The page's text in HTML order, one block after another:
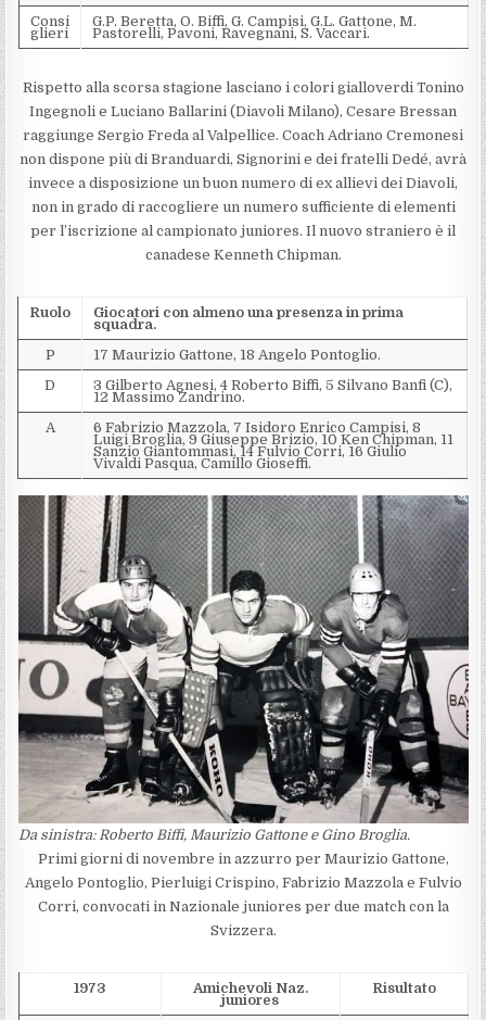
Consi
glieri
G.P. Beretta, O. Biffi, G. Campisi, G.L. Gattone, M.
Pastorelli, Pavoni, Ravegnani, S. Vaccari.
Rispetto alla scorsa stagione lasciano i colori gialloverdi Tonino
Ingegnoli e Luciano Ballarini (Diavoli Milano), Cesare Bressan
raggiunge Sergio Freda al Valpellice. Coach Adriano Cremonesi
non dispone più di Branduardi, Signorini e dei fratelli Dedé, avrà
invece a disposizione un buon numero di ex allievi dei Diavoli,
non in grado di raccogliere un numero sufficiente di elementi
per l’iscrizione al campionato juniores. Il nuovo straniero è il
canadese Kenneth Chipman.
Ruolo Giocatori con almeno una presenza in prima
squadra.
P
17 Maurizio Gattone, 18 Angelo Pontoglio.
D
3 Gilberto Agnesi, 4 Roberto Biffi, 5 Silvano Banfi (C),
12 Massimo Zandrino.
A
6 Fabrizio Mazzola, 7 Isidoro Enrico Campisi, 8
Luigi Broglia, 9 Giuseppe Brizio, 10 Ken Chipman, 11
Sanzio Giantommasi, 14 Fulvio Corri, 16 Giulio
Vivaldi Pasqua, Camillo Gioseffi.
Da sinistra: Roberto Biffi, Maurizio Gattone e Gino Broglia.
Primi giorni di novembre in azzurro per Maurizio Gattone,
Angelo Pontoglio, Pierluigi Crispino, Fabrizio Mazzola e Fulvio
Corri, convocati in Nazionale juniores per due match con la
Svizzera.
1973 Amichevoli Naz.
juniores
Risultato